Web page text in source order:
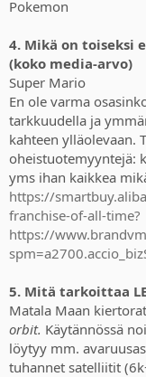
Pokemon
4. Mikä on toiseksi
(koko media-arvo)
Super Mario
En ole varma
tarkkuudella ja
kahteen ylläolevaan.
oheistuotemyyntejä:
yms ihan kaikkea
https://
franchise-of-all-time?
https://
5. Mitä tarkoittaa
Matala Maan
orbit. Käytännössä
löytyy mm.
tuhannet satelliitit